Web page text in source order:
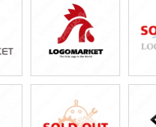
49,800円
(税込54,780円)
49,800円
(税込54,780円) (